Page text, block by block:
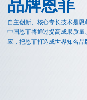
品牌恩菲
自主创新、核心专长技术是
中国恩菲将通过提高成果质
应，把恩菲打造成世界知名